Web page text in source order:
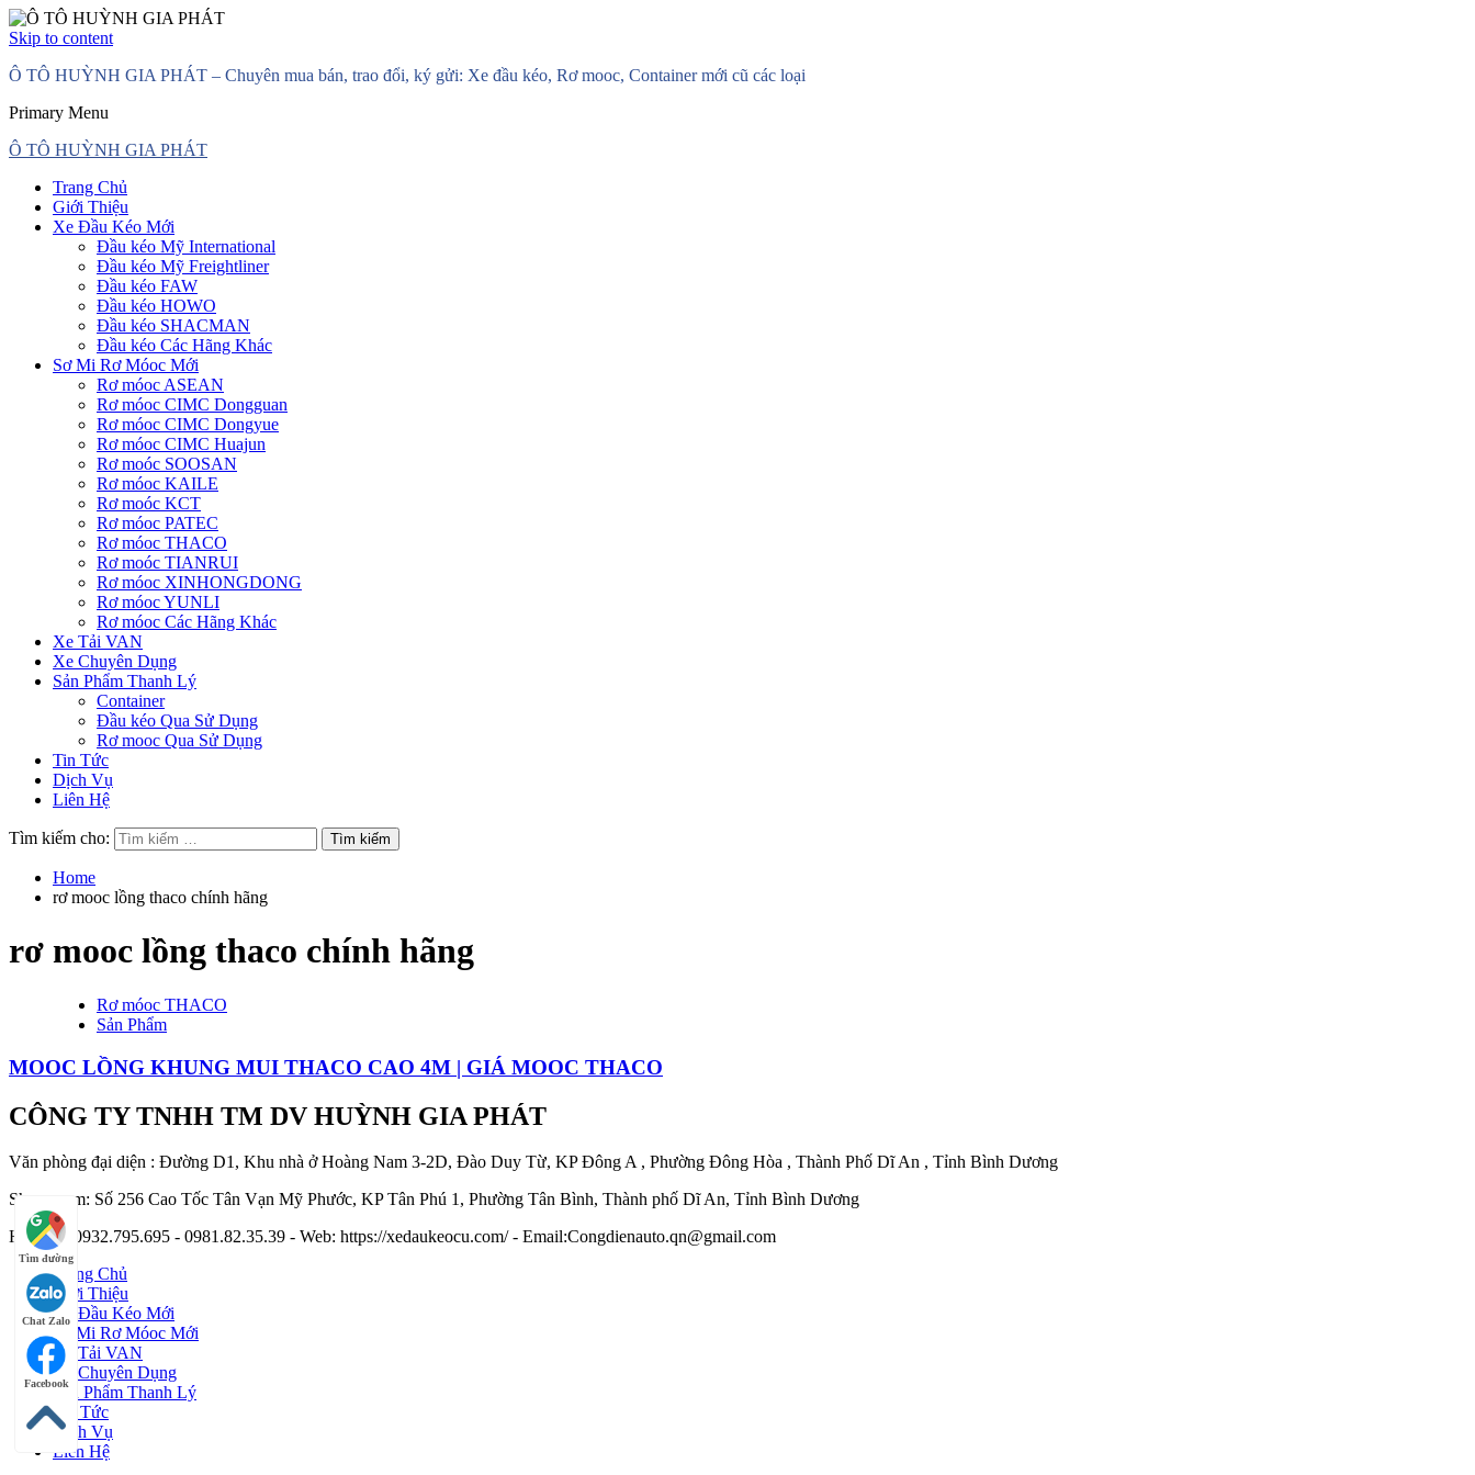
Skip to content
Ô TÔ HUỲNH GIA PHÁT – Chuyên mua bán, trao đổi, ký gửi: Xe đầu kéo, Rơ mooc, Container mới cũ các loại
Primary Menu
Ô TÔ HUỲNH GIA PHÁT
Trang Chủ
Giới Thiệu
Xe Đầu Kéo Mới
Đầu kéo Mỹ International
Đầu kéo Mỹ Freightliner
Đầu kéo FAW
Đầu kéo HOWO
Đầu kéo SHACMAN
Đầu kéo Các Hãng Khác
Sơ Mi Rơ Móoc Mới
Rơ móoc ASEAN
Rơ móoc CIMC Dongguan
Rơ móoc CIMC Dongyue
Rơ móoc CIMC Huajun
Rơ moóc SOOSAN
Rơ móoc KAILE
Rơ moóc KCT
Rơ móoc PATEC
Rơ móoc THACO
Rơ moóc TIANRUI
Rơ móoc XINHONGDONG
Rơ móoc YUNLI
Rơ móoc Các Hãng Khác
Xe Tải VAN
Xe Chuyên Dụng
Sản Phẩm Thanh Lý
Container
Đầu kéo Qua Sử Dụng
Rơ mooc Qua Sử Dụng
Tin Tức
Dịch Vụ
Liên Hệ
Tìm kiếm cho:
Home
rơ mooc lồng thaco chính hãng
rơ mooc lồng thaco chính hãng
Rơ móoc THACO
Sản Phẩm
MOOC LỒNG KHUNG MUI THACO CAO 4M | GIÁ MOOC THACO
CÔNG TY TNHH TM DV HUỲNH GIA PHÁT
Văn phòng đại diện : Đường D1, Khu nhà ở Hoàng Nam 3-2D, Đào Duy Từ, KP Đông A , Phường Đông Hòa , Thành Phố Dĩ An , Tỉnh Bình Dương
Showroom: Số 256 Cao Tốc Tân Vạn Mỹ Phước, KP Tân Phú 1, Phường Tân Bình, Thành phố Dĩ An, Tỉnh Bình Dương
Hotline : 0932.795.695 - 0981.82.35.39 - Web: https://xedaukeocu.com/ - Email:Congdienauto.qn@gmail.com
Tìm đường
Chat Zalo
Facebook
Trang Chủ
Giới Thiệu
Xe Đầu Kéo Mới
Sơ Mi Rơ Móoc Mới
Xe Tải VAN
Xe Chuyên Dụng
Sản Phẩm Thanh Lý
Tin Tức
Dịch Vụ
Liên Hệ